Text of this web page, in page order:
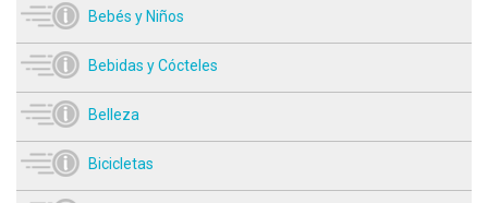
Bebés y Niños
Bebidas y Cócteles
Belleza
Bicicletas